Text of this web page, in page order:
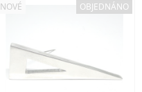
NOVÉ OBJEDNÁNO